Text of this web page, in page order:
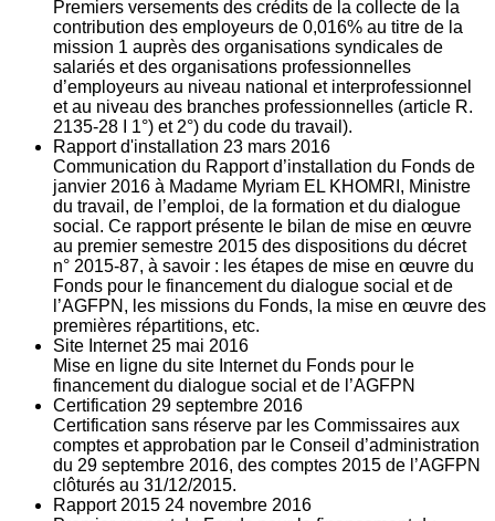
Premiers versements des crédits de la collecte de la
contribution des employeurs de 0,016% au titre de la
mission 1 auprès des organisations syndicales de
salariés et des organisations professionnelles
d’employeurs au niveau national et interprofessionnel
et au niveau des branches professionnelles (article R.
2135‐28 I 1°) et 2°) du code du travail).
Rapport d'installation 23 mars 2016
Communication du Rapport d’installation du Fonds de
janvier 2016 à Madame Myriam EL KHOMRI, Ministre
du travail, de l’emploi, de la formation et du dialogue
social. Ce rapport présente le bilan de mise en œuvre
au premier semestre 2015 des dispositions du décret
n° 2015-87, à savoir : les étapes de mise en œuvre du
Fonds pour le financement du dialogue social et de
l’AGFPN, les missions du Fonds, la mise en œuvre des
premières répartitions, etc.
Site Internet 25 mai 2016
Mise en ligne du site Internet du Fonds pour le
financement du dialogue social et de l’AGFPN
Certification 29 septembre 2016
Certification sans réserve par les Commissaires aux
comptes et approbation par le Conseil d’administration
du 29 septembre 2016, des comptes 2015 de l’AGFPN
clôturés au 31/12/2015.
Rapport 2015 24 novembre 2016